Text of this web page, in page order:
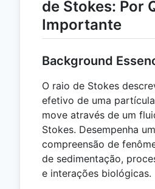
de Stokes: Por
Importante
Background
O raio de Stokes
efetivo de uma
move através de um
Stokes. Desempenha
compreensão de
de sedimentação,
e interações biológicas.